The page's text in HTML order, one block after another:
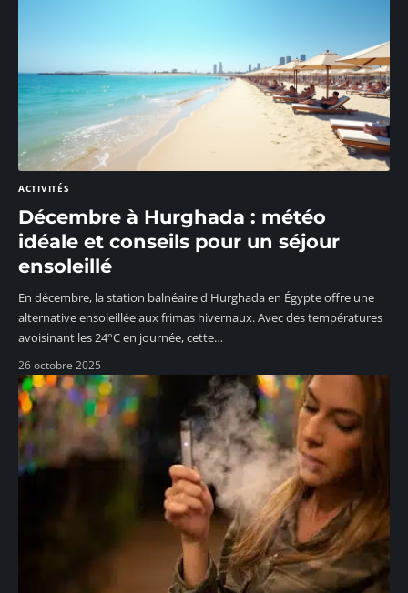
ACTIVITÉS
Décembre à Hurghada : météo
idéale et conseils pour un séjour
ensoleillé
En décembre, la station balnéaire d'Hurghada en Égypte offre une
alternative ensoleillée aux frimas hivernaux. Avec des températures
avoisinant les 24°C en journée, cette…
26 octobre 2025